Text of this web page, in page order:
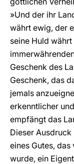
»Und der ihr
währt ewig, der
seine Huld
Geschenk des
Geschenk, das
jemals
erkenntlicher
empfängt das
Dieser
eines Gutes,
wurde, ein